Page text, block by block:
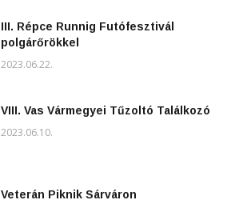
III. Répce Runnig Futófesztivál
polgárőrökkel
2023.06.22.
VIII. Vas Vármegyei Tűzoltó Találkozó
2023.06.10.
Veterán Piknik Sárváron